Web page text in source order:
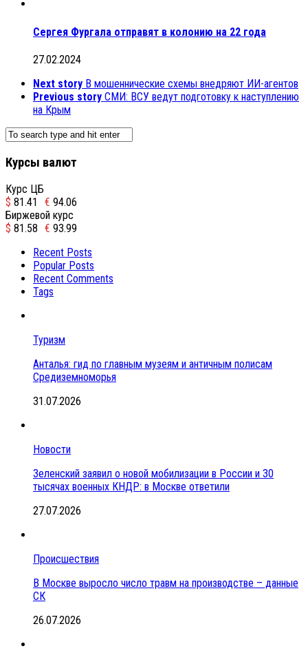
Сергея Фургала отправят в колонию на 22 года
27.02.2024
Next story В мошеннические схемы внедряют ИИ-агентов
Previous story СМИ: ВСУ ведут подготовку к наступлению
на Крым
Курсы валют
Курс ЦБ
$ 81.41 € 94.06
Биржевой курс
$ 81.58 € 93.99
Recent Posts
Popular Posts
Recent Comments
Tags
Туризм
Анталья: гид по главным музеям и античным полисам
Средиземноморья
31.07.2026
Новости
Зеленский заявил о новой мобилизации в России и 30
тысячах военных КНДР: в Москве ответили
27.07.2026
Происшествия
В Москве выросло число травм на производстве – данные
СК
26.07.2026